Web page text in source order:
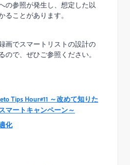
の参照が発生し、想定した以
ることがあります。
画でスマートリストの設計の
ので、ぜひご参照ください。
Tips Hour#11 ～改めて知りた
マートキャンペーン～
化